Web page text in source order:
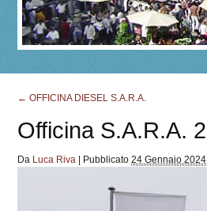
← OFFICINA DIESEL S.A.R.A.
Officina S.A.R.A. 2
Da Luca Riva Pubblicato 24 Gennaio 2024